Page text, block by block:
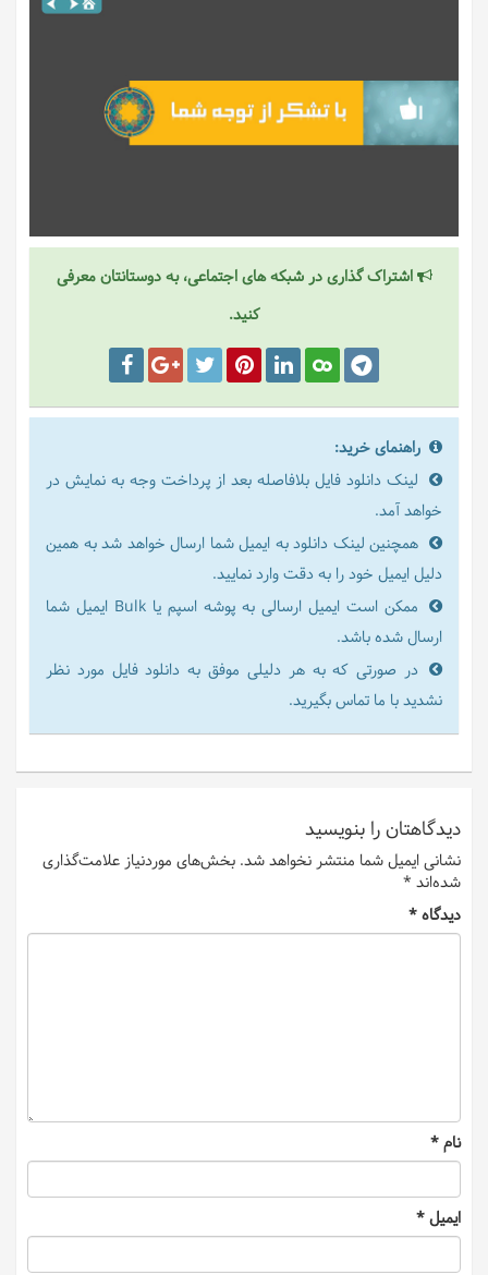
اشتراک گذاری در شبکه های اجتماعی، به دوستانتان معرفی
کنید.
راهنمای خرید:
لینک دانلود فایل بلافاصله بعد از پرداخت وجه به نمایش در
خواهد آمد.
همچنین لینک دانلود به ایمیل شما ارسال خواهد شد به همین
دلیل ایمیل خود را به دقت وارد نمایید.
ممکن است ایمیل ارسالی به پوشه اسپم یا Bulk ایمیل شما
ارسال شده باشد.
در صورتی که به هر دلیلی موفق به دانلود فایل مورد نظر
نشدید با ما تماس بگیرید.
دیدگاهتان را بنویسید
نشانی ایمیل شما منتشر نخواهد شد. بخش‌های موردنیاز علامت‌گذاری
شده‌اند *
دیدگاه*
نام*
ایمیل*